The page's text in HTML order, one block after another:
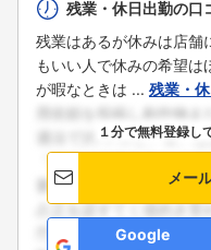
残業・休日出勤の口
残業はあるが休みは店舗
もいい人で休みの希望は
が暇なときは ... 残業・
１分で無料登録し
メー
Google